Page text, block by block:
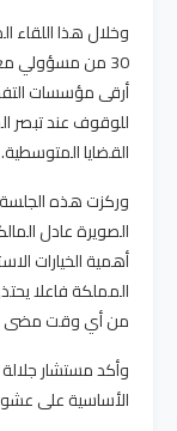
وخلال هذا اللقاء
30 من مسؤولي
أرقى مؤسسات
للوقوف عند تبصر
القضايا المتوسطية.
وركزت هذه
الصويرة عادل
أهمية الخيارات
المملكة فاعلا
من أي وقت مضى عن
وأكد مستشار
الأساسية على